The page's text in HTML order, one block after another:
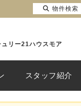
リー21ハウスモア
スタッフ紹介
物件検索